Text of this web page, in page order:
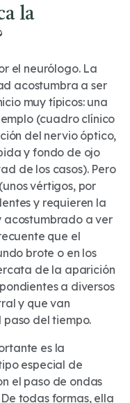
la
el neurólogo. La
acostumbra a ser
muy típicos: una
(cuadro clínico
del nervio óptico,
y fondo de ojo
de los casos). Pero
vértigos, por
y requieren la
acostumbrado a ver
que el
brote o en los
de la aparición
a diversos
y que van
del tiempo.
es la
especial de
el paso de ondas
todas formas, ella